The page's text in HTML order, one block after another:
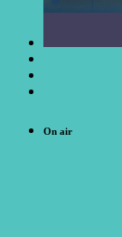
On air